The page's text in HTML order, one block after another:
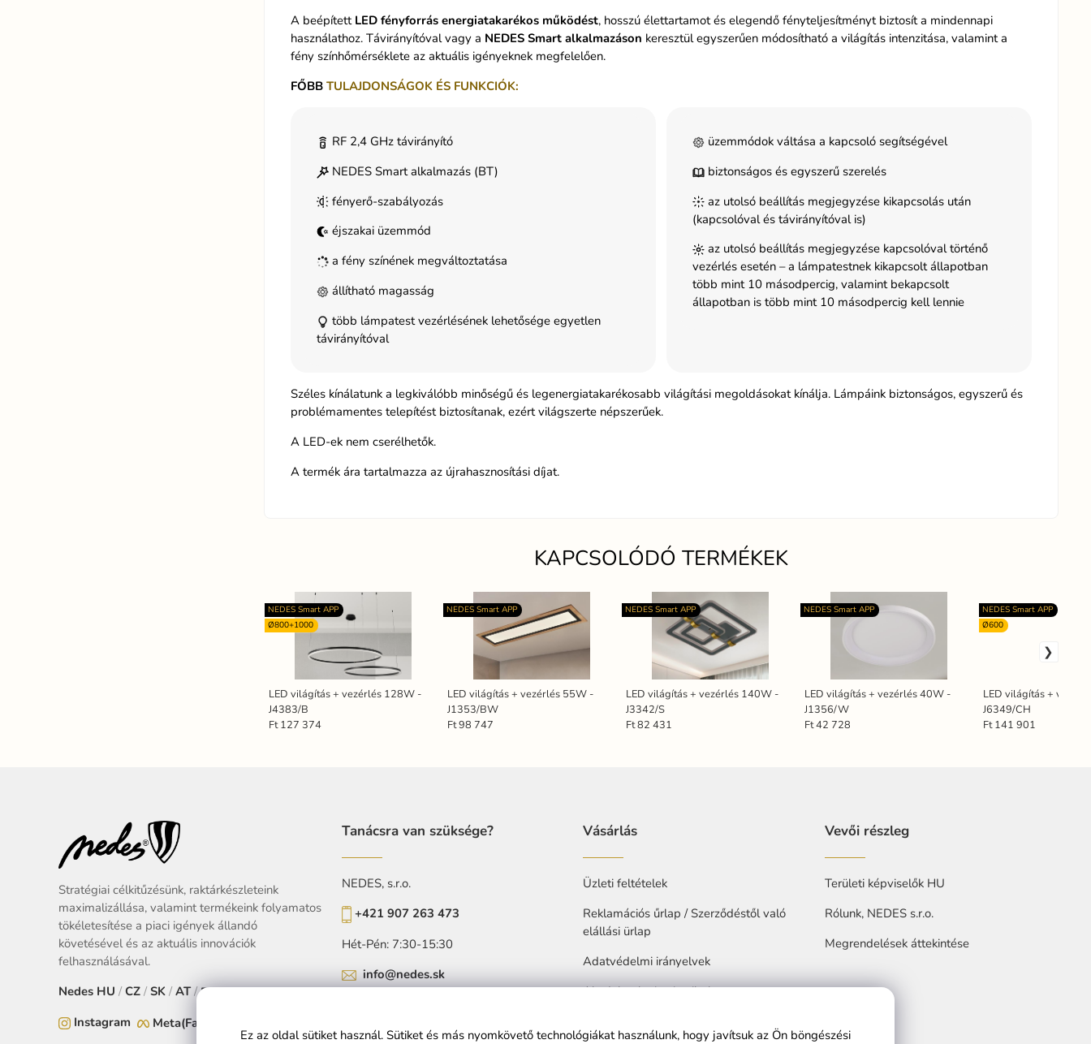
A beépített LED fényforrás energiatakarékos működést, hosszú élettartamot és elegendő fényteljesítményt biztosít a mindennapi
használathoz. Távirányítóval vagy a NEDES Smart alkalmazáson keresztül egyszerűen módosítható a világítás intenzitása, valamint a
fény színhőmérséklete az aktuális igényeknek megfelelően.
FŐBBTULAJDONSÁGOK ÉS FUNKCIÓK:
RF 2,4 GHz távirányító
NEDES Smart alkalmazás (BT)
fényerő-szabályozás
éjszakai üzemmód
a fény színének megváltoztatása
állítható magasság
több lámpatest vezérlésének lehetősége egyetlen
távirányítóval
üzemmódok váltása a kapcsoló segítségével
biztonságos és egyszerű szerelés
az utolsó beállítás megjegyzése kikapcsolás után
(kapcsolóval és távirányítóval is)
az utolsó beállítás megjegyzése kapcsolóval történő
vezérlés esetén – a lámpatestnek kikapcsolt állapotban
több mint 10 másodpercig, valamint bekapcsolt
állapotban is több mint 10 másodpercig kell lennie
Széles kínálatunk a legkiválóbb minőségű és legenergiatakarékosabb világítási megoldásokat kínálja. Lámpáink biztonságos, egyszerű és
problémamentes telepítést biztosítanak, ezért világszerte népszerűek.
A LED-ek nem cserélhetők.
A termék ára tartalmazza az újrahasznosítási díjat.
KAPCSOLÓDÓ TERMÉKEK
LED világítás + vezérlés 128W -
J4383/B
NEDES Smart APP
Ø800+1000
Ft 127 374
LED világítás + vezérlés 55W -
J1353/BW
NEDES Smart APP
Ft 98 747
LED világítás + vezérlés 140W -
J3342/S
NEDES Smart APP
Ft 82 431
LED világítás + vezérlés 40W -
J1356/W
NEDES Smart APP
Ft 42 728
LED világítás +
J6349/CH
NEDES Smart APP
Ø600
Ft 141 901
Stratégiai célkitűzésünk, raktárkészleteink
maximalizállása, valamint termékeink folyamatos
tökéletesítése a piaci igények állandó
követésével és az aktuális innovációk
felhasználásával.
Nedes HU /CZ /SK / AT/EU
Instagram
Meta(Facebook)
Tanácsra van szüksége?
NEDES, s.r.o.
+421 907 263 473
Hét-Pén: 7:30-15:30
info@nedes.sk
Vásárlás
Üzleti feltételek
Reklamációs űrlap / Szerződéstől való
elállási ürlap
Adatvédelmi irányelvek
Akadalytalanitasi nyilatkozat
Vevői részleg
Területi képviselők HU
Rólunk, NEDES s.r.o.
Megrendelések áttekintése
Ez az oldal sütiket használ. Sütiket és más nyomkövető technológiákat használunk, hogy javítsuk az Ön böngészési